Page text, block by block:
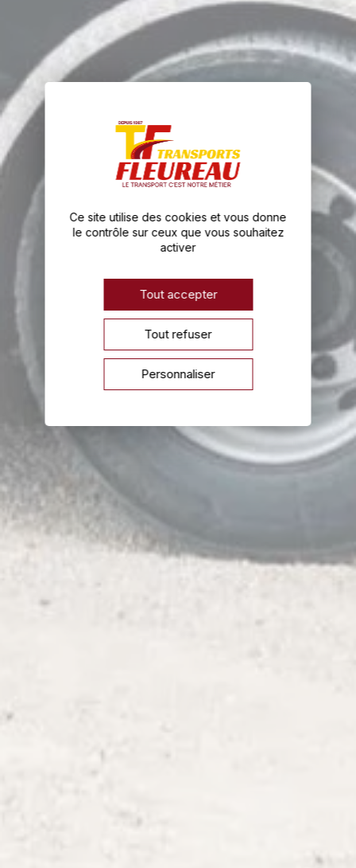
Ce site utilise des cookies et vous donne
le contrôle sur ceux que vous souhaitez
activer
Tout accepter
Tout refuser
Personnaliser